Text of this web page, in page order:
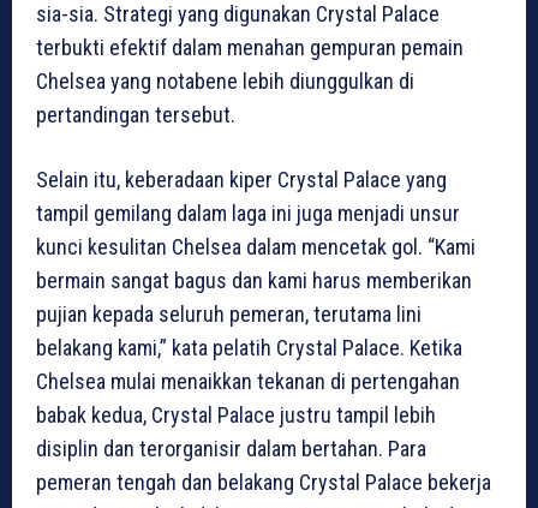
sia-sia. Strategi yang digunakan Crystal Palace
terbukti efektif dalam menahan gempuran pemain
Chelsea yang notabene lebih diunggulkan di
pertandingan tersebut.
Selain itu, keberadaan kiper Crystal Palace yang
tampil gemilang dalam laga ini juga menjadi unsur
kunci kesulitan Chelsea dalam mencetak gol. “Kami
bermain sangat bagus dan kami harus memberikan
pujian kepada seluruh pemeran, terutama lini
belakang kami,” kata pelatih Crystal Palace. Ketika
Chelsea mulai menaikkan tekanan di pertengahan
babak kedua, Crystal Palace justru tampil lebih
disiplin dan terorganisir dalam bertahan. Para
pemeran tengah dan belakang Crystal Palace bekerja